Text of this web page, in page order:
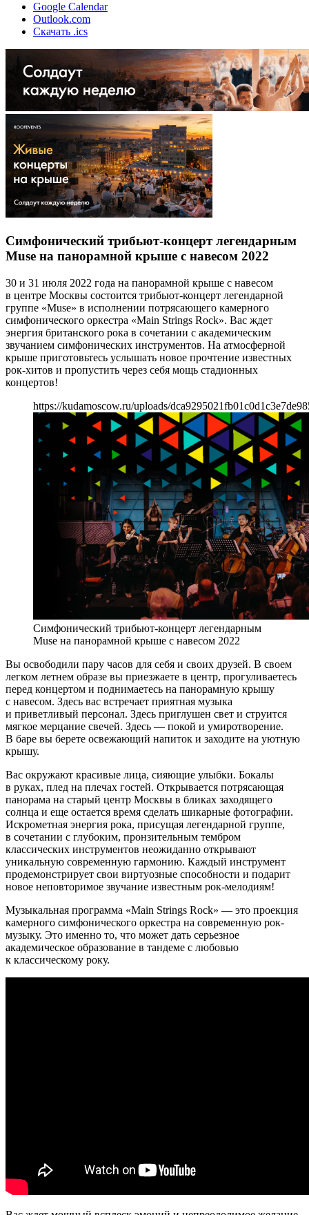
Google Calendar
Outlook.com
Скачать .ics
Симфонический трибьют-концерт легендарным
Muse на панорамной крыше с навесом 2022
30 и 31 июля 2022 года на панорамной крыше с навесом
в центре Москвы состоится трибьют-концерт легендарной
группе «Muse» в исполнении потрясающего камерного
симфонического оркестра «Main Strings Rock». Вас ждет
энергия британского рока в сочетании с академическим
звучанием симфонических инструментов. На атмосферной
крыше приготовьтесь услышать новое прочтение известных
рок-хитов и пропустить через себя мощь стадионных
концертов!
https://kudamoscow.ru/uploads/
Симфонический трибьют-концерт легендарным
Muse на панорамной крыше с навесом 2022
Вы освободили пару часов для себя и своих друзей. В своем
легком летнем образе вы приезжаете в центр, прогуливаетесь
перед концертом и поднимаетесь на панорамную крышу
с навесом. Здесь вас встречает приятная музыка
и приветливый персонал. Здесь приглушен свет и струится
мягкое мерцание свечей. Здесь — покой и умиротворение.
В баре вы берете освежающий напиток и заходите на уютную
крышу.
Вас окружают красивые лица, сияющие улыбки. Бокалы
в руках, плед на плечах гостей. Открывается потрясающая
панорама на старый центр Москвы в бликах заходящего
солнца и еще остается время сделать шикарные фотографии.
Искрометная энергия рока, присущая легендарной группе,
в сочетании с глубоким, пронзительным тембром
классических инструментов неожиданно открывают
уникальную современную гармонию. Каждый инструмент
продемонстрирует свои виртуозные способности и подарит
новое неповторимое звучание известным рок-мелодиям!
Музыкальная программа «Main Strings Rock» — это проекция
камерного симфонического оркестра на современную рок-
музыку. Это именно то, что может дать серьезное
академическое образование в тандеме с любовью
к классическому року.